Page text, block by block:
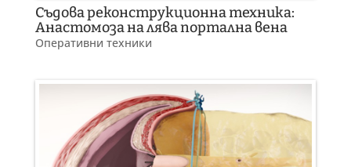
Съдова реконструкционна техника:
Анастомоза на лява портална вена
Оперативни техники